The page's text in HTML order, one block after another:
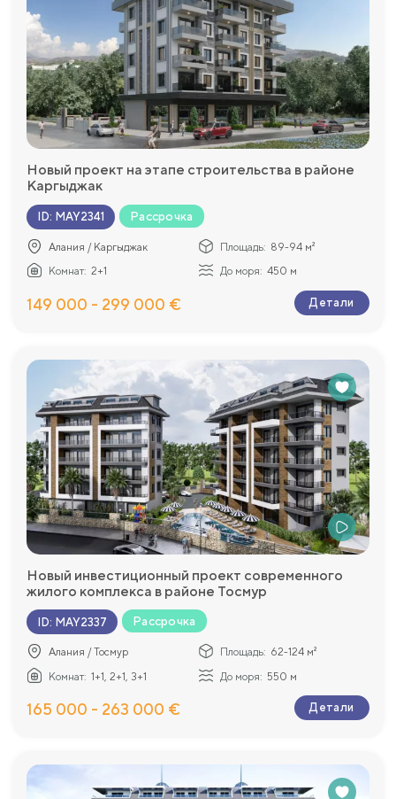
Новый проект на этапе строительства в районе
Каргыджак
ID: MAY2341 Рассрочка
Алания / Каргыджак Площадь: 89-94 м²
Комнат: 2+1 До моря: 450 м
149 000 - 299 000 € Детали
Новый инвестиционный проект современного
жилого комплекса в районе Тосмур
ID: MAY2337 Рассрочка
Алания / Тосмур Площадь: 62-124 м²
Комнат: 1+1, 2+1, 3+1 До моря: 550 м
165 000 - 263 000 € Детали